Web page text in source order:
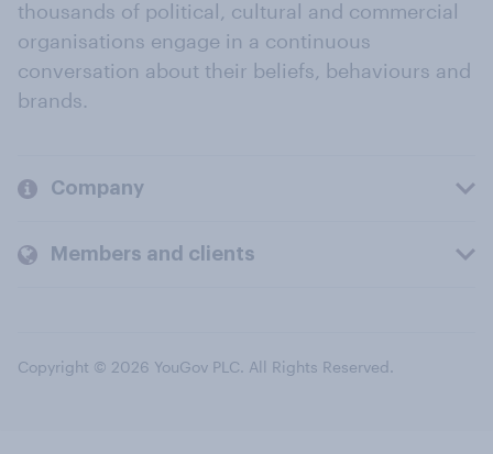
thousands of political, cultural and commercial
organisations engage in a continuous
conversation about their beliefs, behaviours and
brands.
Company
Members and clients
Copyright © 2026 YouGov PLC. All Rights Reserved.